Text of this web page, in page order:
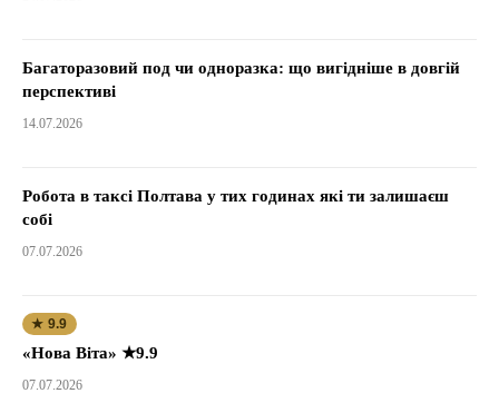
Багаторазовий под чи одноразка: що вигідніше в довгій
перспективі
14.07.2026
Робота в таксі Полтава у тих годинах які ти залишаєш
собі
07.07.2026
★ 9.9
«Нова Віта» ★9.9
07.07.2026